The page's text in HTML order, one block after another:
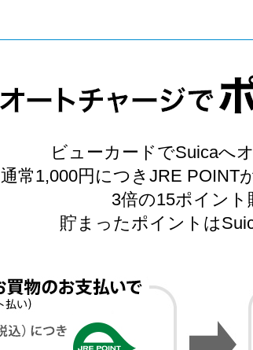
ビューカードでSuicaへ
通常1,000円につきJRE POINT
3倍の15ポイント
貯まったポイントは